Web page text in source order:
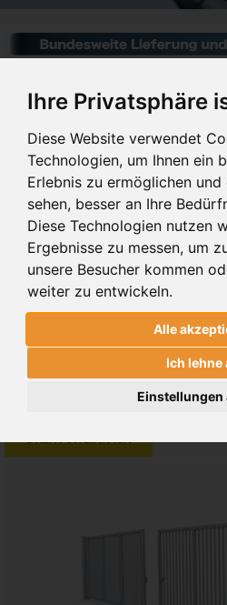
Ihre Privatsphäre
Diese Website verwendet
Technologien, um Ihnen ein
Erlebnis zu ermöglichen
sehen, besser an Ihre
Diese Technologien nutzen
Ergebnisse zu messen, um
unsere Besucher kommen
weiter zu entwickeln.
Alle
Ich lehne
Einstellungen
Schiebetore Industrie
Download
Industrie Zaunsysteme
STAHL
Schiebetore Drehtore Schranken
Downloads
Farbe Muster
Google Rezensionen
Nachrichten
Drehtore
INDUSTRIE ZAUNSYSTEME
Durch Mausklick auf
Sie zumKONFIGURATOR
DREHTOR EINFACH